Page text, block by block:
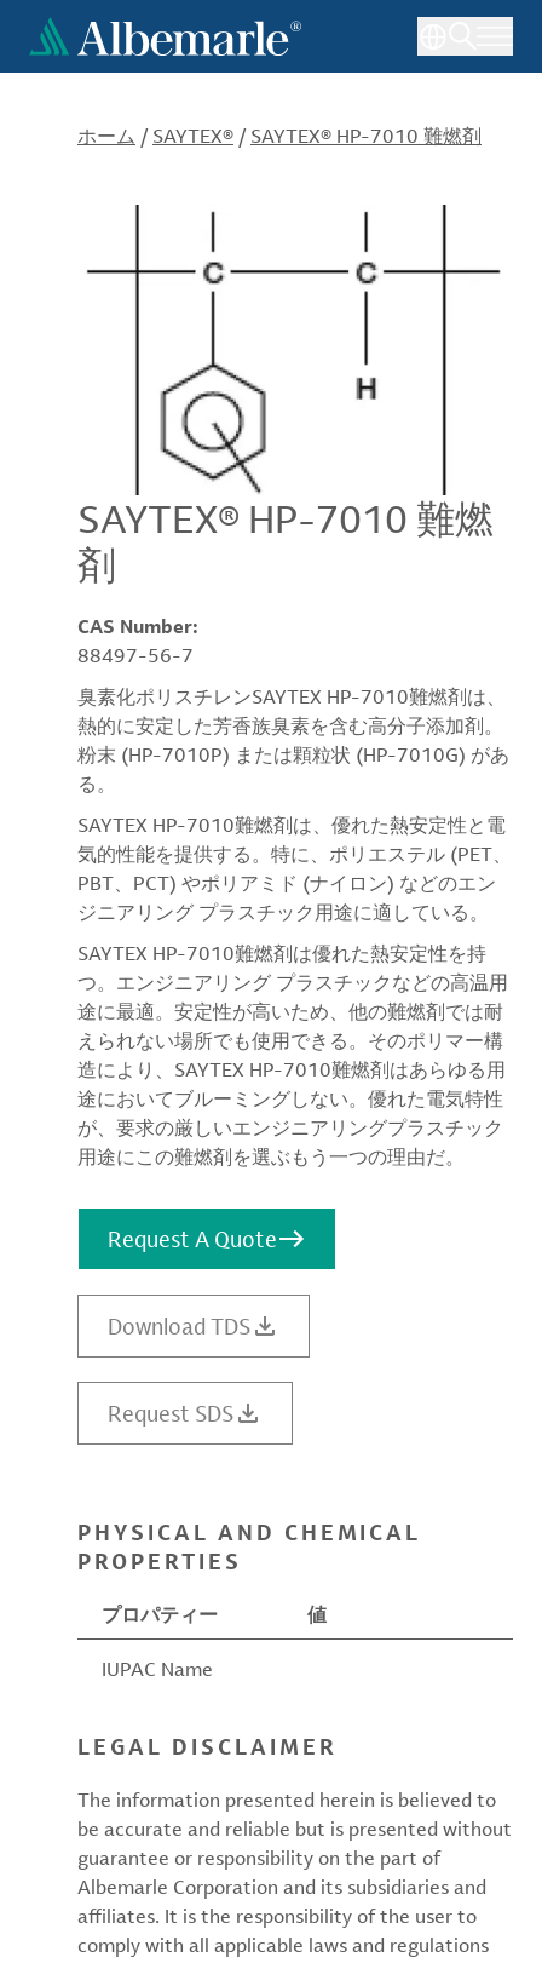
ン
ホーム / SAYTEX® / SAYTEX® HP-7010 難燃剤
SAYTEX® HP-7010 難燃
剤
CAS Number:
88497-56-7
臭素化ポリスチレンSAYTEX HP-7010難燃剤は、
熱的に安定した芳香族臭素を含む高分子添加剤。
粉末 (HP-7010P) または顆粒状 (HP-7010G) があ
る。
SAYTEX HP-7010難燃剤は、優れた熱安定性と電
気的性能を提供する。特に、ポリエステル (PET、
PBT、PCT) やポリアミド (ナイロン) などのエン
ジニアリング プラスチック用途に適している。
SAYTEX HP-7010難燃剤は優れた熱安定性を持
つ。エンジニアリング プラスチックなどの高温用
途に最適。安定性が高いため、他の難燃剤では耐
えられない場所でも使用できる。そのポリマー構
造により、SAYTEX HP-7010難燃剤はあらゆる用
途においてブルーミングしない。優れた電気特性
が、要求の厳しいエンジニアリングプラスチック
用途にこの難燃剤を選ぶもう一つの理由だ。
Request A Quote
Download TDS
Request SDS
PHYSICAL AND CHEMICAL
PROPERTIES
プロパティー 値
IUPAC Name
LEGAL DISCLAIMER
The information presented herein is believed to
be accurate and reliable but is presented without
guarantee or responsibility on the part of
Albemarle Corporation and its subsidiaries and
affiliates. It is the responsibility of the user to
comply with all applicable laws and regulations